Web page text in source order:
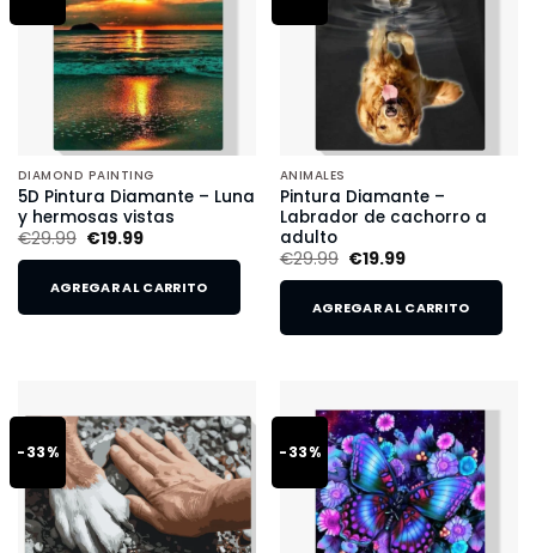
DIAMOND PAINTING
5D Pintura Diamante – Luna
y hermosas vistas
€29.99 €19.99
AGREGAR AL CARRITO
ANIMALES
Pintura Diamante –
Labrador de cachorro a
adulto
€29.99 €19.99
AGREGAR AL CARRITO
-33% -33%